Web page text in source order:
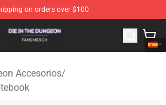
on orders over $100
Shop - Official Die In The Dungeon
Accesorios/